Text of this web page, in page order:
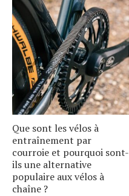
Que sont les vélos à
entraînement par
courroie et pourquoi sont-
ils une alternative
populaire aux vélos à
chaîne ?